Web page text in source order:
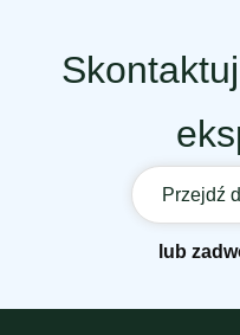
Przejdź
lub